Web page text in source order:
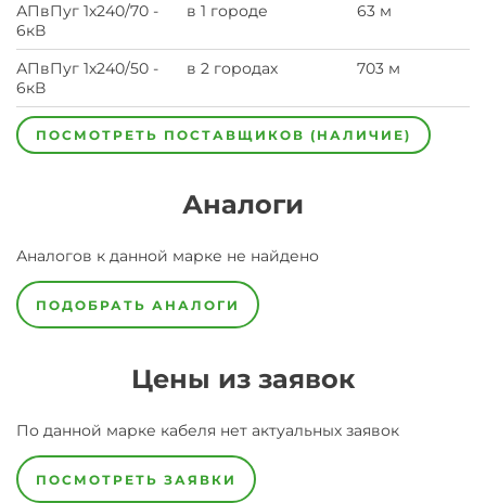
АПвПуг 1х240/70 -
6кВ
в 1 городе 63 м
АПвПуг 1х240/50 -
6кВ
в 2 городах 703 м
ПОСМОТРЕТЬ ПОСТАВЩИКОВ (НАЛИЧИЕ)
Аналоги
Аналогов к данной марке не найдено
ПОДОБРАТЬ АНАЛОГИ
Цены из заявок
По данной марке кабеля нет актуальных заявок
ПОСМОТРЕТЬ ЗАЯВКИ